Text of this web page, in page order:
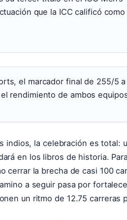
que la ICC calificó
el marcador final de 255/5
rendimiento de ambos
indios, la celebración es total:
en los libros de historia.
cerrar la brecha de casi 100
a seguir pasa por
un ritmo de 12.75 carreras